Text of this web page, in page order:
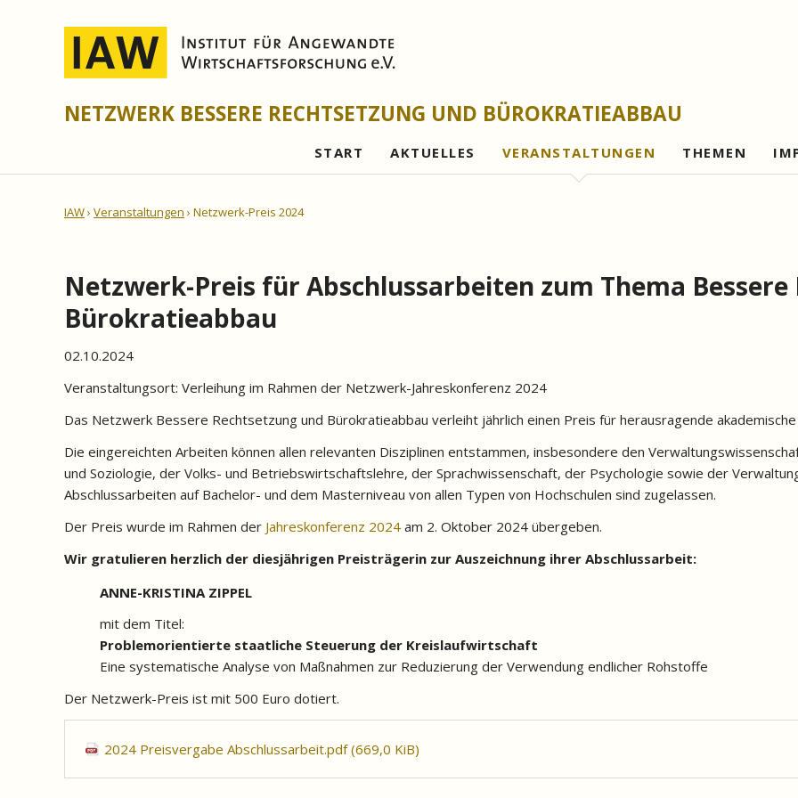
NETZWERK BESSERE RECHTSETZUNG UND BÜROKRATIEABBAU
START AKTUELLES VERANSTALTUNGEN THEMEN
Bürokratieabbau
IAW Veranstaltungen Netzwerk-Preis 2024
Netzwerk-Preis für Abschlussarbeiten zum Thema
Bürokratieabbau
02.10.2024
Veranstaltungsort: Verleihung im Rahmen der Netzwerk-Jahreskonferenz 2024
Das Netzwerk Bessere Rechtsetzung und Bürokratieabbau verleiht jährlich einen Preis für herausragende
Die eingereichten Arbeiten können allen relevanten Disziplinen entstammen, insbesondere den
und Soziologie, der Volks- und Betriebswirtschaftslehre, der Sprachwissenschaft, der Psychologie sowie der
Abschlussarbeiten auf Bachelor- und dem Masterniveau von allen Typen von Hochschulen sind zugelassen.
Der Preis wurde im Rahmen der Jahreskonferenz 2024 am 2. Oktober 2024 übergeben.
Wir gratulieren herzlich der diesjährigen Preisträgerin zur Auszeichnung ihrer Abschlussarbeit:
ANNE-KRISTINA ZIPPEL
mit dem Titel:
Problemorientierte staatliche Steuerung der Kreislaufwirtschaft
Eine systematische Analyse von Maßnahmen zur Reduzierung der Verwendung endlicher Rohstoffe
Der Netzwerk-Preis ist mit 500 Euro dotiert.
2024 Preisvergabe Abschlussarbeit.pdf(669,0 KiB)